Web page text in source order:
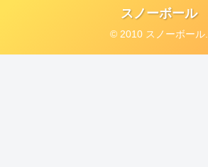
スノーボール
© 2010 スノーボール.